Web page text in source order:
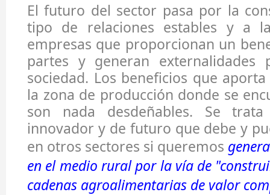
El futuro del sector pasa por la
tipo de relaciones estables y a
empresas que proporcionan un
partes y generan externalidades
sociedad. Los beneficios que
la zona de producción donde se
son nada desdeñables. Se
innovador y de futuro que debe y
en otros sectores si queremos
en el medio rural por la vía de
cadenas agroalimentarias de valor